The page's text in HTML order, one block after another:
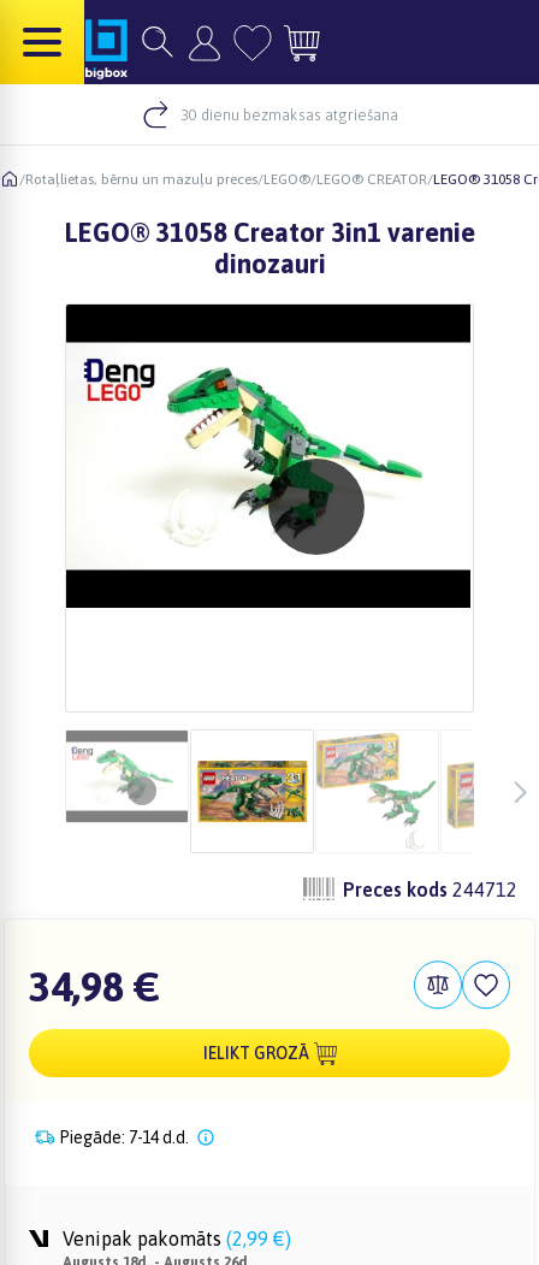
30 dienu bezmaksas atgriešana
/Rotaļlietas, bērnu un mazuļu preces/LEGO®/LEGO® CREATOR/LEGO® 31058
LEGO® 31058 Creator 3in1 varenie
dinozauri
Preces kods 244712
34,98 €
IELIKT GROZĀ
Piegāde: 7-14 d.d.
Venipak pakomāts (2,99 €)